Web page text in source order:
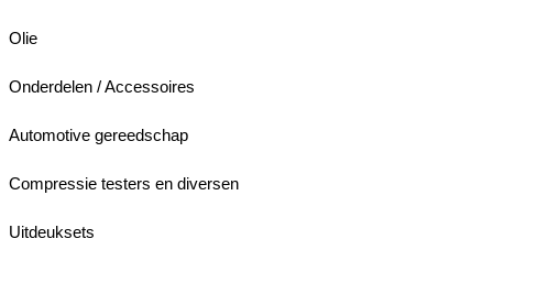
Olie
Onderdelen / Accessoires
Automotive gereedschap
Compressie testers en diversen
Uitdeuksets